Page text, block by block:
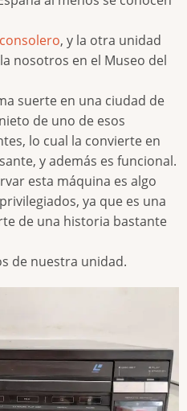
, y la otra unidad
nosotros en el Museo del
suerte en una ciudad de
de uno de esos
lo cual la convierte en
y además es funcional.
esta máquina es algo
ya que es una
de una historia bastante
de nuestra unidad.